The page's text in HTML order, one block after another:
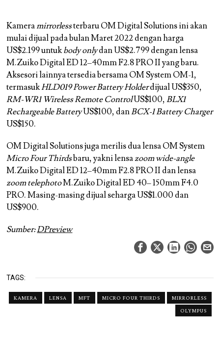
Kameramirrorlessterbaru OM Digital Solutions ini akan
mulai dijual pada bulan Maret 2022 dengan harga
US$2.199 untukbody onlydan US$2.799 dengan lensa
M.Zuiko Digital ED 12–40mm F2.8 PRO II yang baru.
Aksesori lainnya tersedia bersama OM System OM-1,
termasukHLD019 Power Battery Holderdijual US$350,
RM-WR1 Wireless Remote ControlUS$100,BLX1
Rechargeable BatteryUS$100, danBCX-1 Battery Charger
US$150.
OM Digital Solutions juga merilis dua lensa OM System
Micro Four Thirdsbaru, yakni lensazoom wide-angle
M.Zuiko Digital ED 12–40mm F2.8 PRO II dan lensa
zoom telephotoM.Zuiko Digital ED 40– 150mm F4.0
PRO. Masing-masing dijual seharga US$1.000 dan
US$900.
Sumber:DPreview
TAGS:
KAMERA LENSA MFT MICRO FOUR THIRDS
MIRRORLESS
OLYMPUS